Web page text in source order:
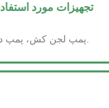
تجهیزات مورد